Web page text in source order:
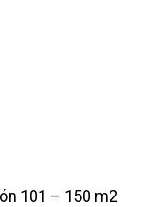
101 – 150 m2